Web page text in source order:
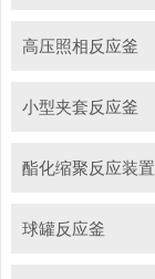
高压照相反应釜
小型夹套反应釜
酯化缩聚反应装置
球罐反应釜